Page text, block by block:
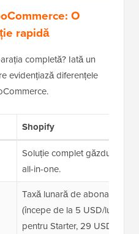
O
rapidă
completă? Iată un
evidențiază diferențele
Shopify
Soluție complet găzduită,
all-in-one.
Taxă lunară de abonament
(începe de la 5 USD/lună
pentru Starter, 29 USD/lună